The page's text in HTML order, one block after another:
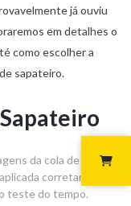
já ouviu
em detalhes o
como escolher a
sapateiro.
da cola de
corretamente,
teste do tempo.